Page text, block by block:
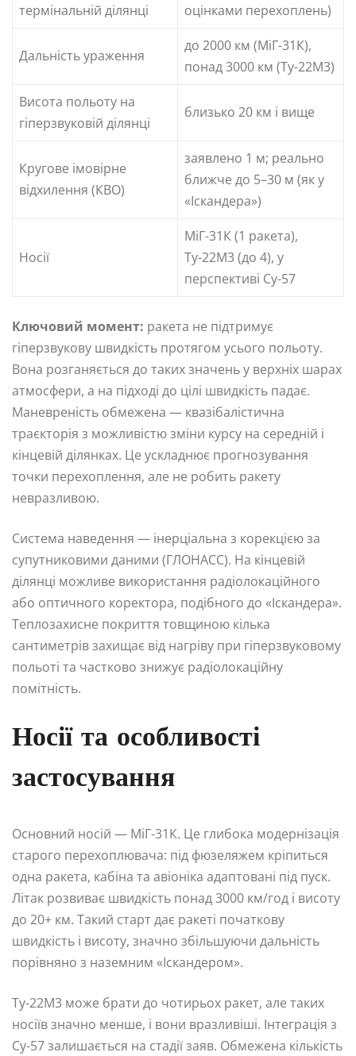
термінальній ділянці оцінками перехоплень)
Дальність ураження
до 2000 км (МіГ-31К),
понад 3000 км (Ту-22М3)
Висота польоту на
гіперзвуковій ділянці
близько 20 км і вище
Кругове імовірне
відхилення (КВО)
заявлено 1 м; реально
ближче до 5–30 м (як у
«Іскандера»)
Носії
МіГ-31К (1 ракета),
Ту-22М3 (до 4), у
перспективі Су-57
Ключовий момент: ракета не підтримує
гіперзвукову швидкість протягом усього польоту.
Вона розганяється до таких значень у верхніх шарах
атмосфери, а на підході до цілі швидкість падає.
Маневреність обмежена — квазібалістична
траєкторія з можливістю зміни курсу на середній і
кінцевій ділянках. Це ускладнює прогнозування
точки перехоплення, але не робить ракету
невразливою.
Система наведення — інерціальна з корекцією за
супутниковими даними (ГЛОНАСС). На кінцевій
ділянці можливе використання радіолокаційного
або оптичного коректора, подібного до «Іскандера».
Теплозахисне покриття товщиною кілька
сантиметрів захищає від нагріву при гіперзвуковому
польоті та частково знижує радіолокаційну
помітність.
Носії та особливості
застосування
Основний носій — МіГ-31К. Це глибока модернізація
старого перехоплювача: під фюзеляжем кріпиться
одна ракета, кабіна та авіоніка адаптовані під пуск.
Літак розвиває швидкість понад 3000 км/год і висоту
до 20+ км. Такий старт дає ракеті початкову
швидкість і висоту, значно збільшуючи дальність
порівняно з наземним «Іскандером».
Ту-22М3 може брати до чотирьох ракет, але таких
носіїв значно менше, і вони вразливіші. Інтеграція з
Су-57 залишається на стадії заяв. Обмежена кількість